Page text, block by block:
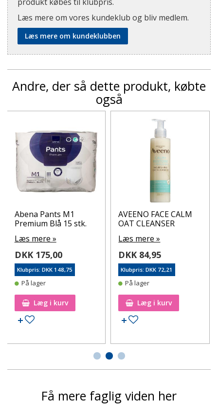
Læs mere om vores kundeklub og bliv medlem.
Læs mere om kundeklubben
Andre, der så dette produkt, købte
også
Abena Pants M1
Premium Blå 15 stk.
Læs mere »
DKK 175,00
Klubpris: DKK 148,75
På lager
Læg i kurv
Tilføj til ønskeseddel
AVEENO FACE CALM
OAT CLEANSER
Læs mere »
DKK 84,95
Klubpris: DKK 72,21
På lager
Læg i kurv
Tilføj til ønskeseddel
Få mere faglig viden her